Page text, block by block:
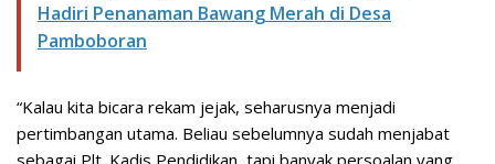
Hadiri Penanaman Bawang Merah di Desa
Pamboboran
“Kalau kita bicara rekam jejak, seharusnya menjadi
pertimbangan utama. Beliau sebelumnya sudah menjabat